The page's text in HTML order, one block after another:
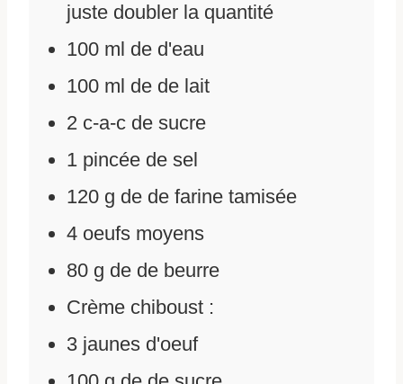
juste doubler la quantité
100 ml de d'eau
100 ml de de lait
2 c-a-c de sucre
1 pincée de sel
120 g de de farine tamisée
4 oeufs moyens
80 g de de beurre
Crème chiboust :
3 jaunes d'oeuf